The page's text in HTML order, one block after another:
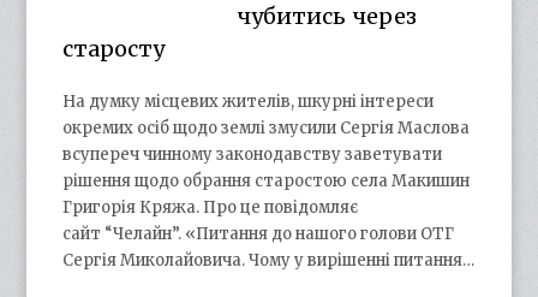
чубитись через
старосту
На думку місцевих жителів, шкурні інтереси
окремих осіб щодо землі змусили Сергія Маслова
всупереч чинному законодавству заветувати
рішення щодо обрання старостою села Макишин
Григорія Кряжа. Про це повідомляє
сайт “Челайн”. «Питання до нашого голови ОТГ
Сергія Миколайовича. Чому у вирішенні питання…